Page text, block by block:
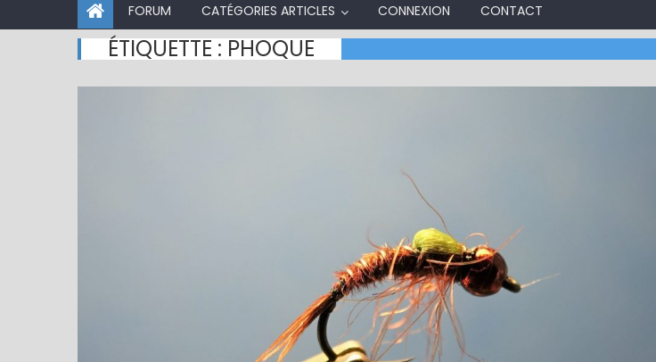
FORUM CATÉGORIES ARTICLES CONNEXION CONTACT
ÉTIQUETTE : PHOQUE